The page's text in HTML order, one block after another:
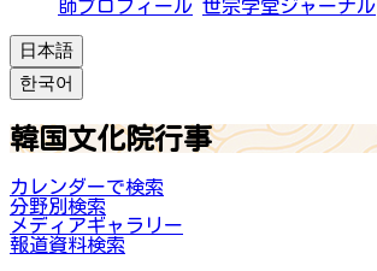
師プロフィール 世宗学堂ジャーナル
日本語
한국어
韓国文化院行事
カレンダーで検索
分野別検索
メディアギャラリー
報道資料検索